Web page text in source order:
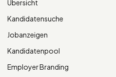
Übersicht
Kandidatensuche
Jobanzeigen
Kandidatenpool
Employer Branding